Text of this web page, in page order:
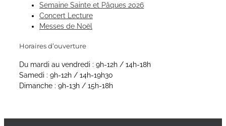
Semaine Sainte et Pâques 2026
Concert Lecture
Messes de Noël
Horaires d’ouverture
Du mardi au vendredi : 9h-12h / 14h-18h
Samedi : 9h-12h / 14h-19h30
Dimanche : 9h-13h / 15h-18h